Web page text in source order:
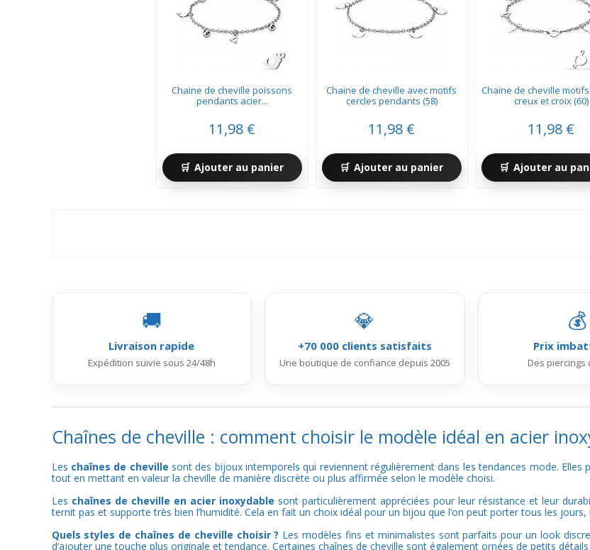
Chaine de cheville poissons
pendants acier...
11,98 €
Ajouter au panier
Chaine de cheville avec motifs
cercles pendants (58)
11,98 €
Ajouter au panier
Chaine de cheville
creux et croix (60)
11,98 €
Ajouter au
🚚
Livraison rapide
Expédition suivie sous 24/48h
💎
+70 000 clients satisfaits
Une boutique de confiance depuis 2005
💰
Prix
Des piercings
Chaînes de cheville : comment choisir le modèle idéal en acier
Les chaînes de cheville sont des bijoux intemporels qui reviennent régulièrement dans les tendances mode.
tout en mettant en valeur la cheville de manière discrète ou plus affirmée selon le modèle choisi.
Les chaînes de cheville en acier inoxydable sont particulièrement appréciées pour leur résistance et leur
ternit pas et supporte très bien l’humidité. Cela en fait un choix idéal pour un bijou que l’on peut porter tous les
Quels styles de chaînes de cheville choisir ? Les modèles fins et minimalistes sont parfaits pour un look
d’ajouter une touche plus originale et tendance. Certaines chaînes de cheville sont également ornées de petits